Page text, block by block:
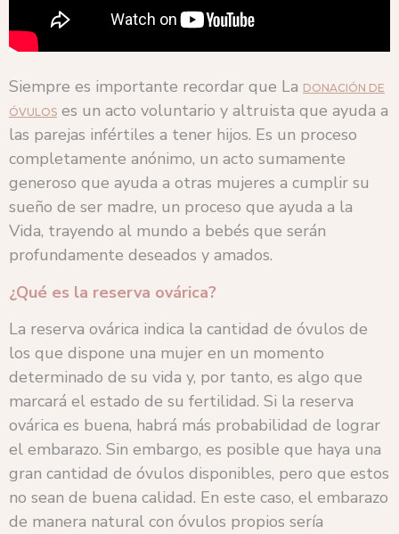
Siempre es importante recordar que La DONACIÓN DE
ÓVULOS es un acto voluntario y altruista que ayuda a
las parejas infértiles a tener hijos. Es un proceso
completamente anónimo, un acto sumamente
generoso que ayuda a otras mujeres a cumplir su
sueño de ser madre, un proceso que ayuda a la
Vida, trayendo al mundo a bebés que serán
profundamente deseados y amados.
¿Qué es la reserva ovárica?
La reserva ovárica indica la cantidad de óvulos de
los que dispone una mujer en un momento
determinado de su vida y, por tanto, es algo que
marcará el estado de su fertilidad. Si la reserva
ovárica es buena, habrá más probabilidad de lograr
el embarazo. Sin embargo, es posible que haya una
gran cantidad de óvulos disponibles, pero que estos
no sean de buena calidad. En este caso, el embarazo
de manera natural con óvulos propios sería